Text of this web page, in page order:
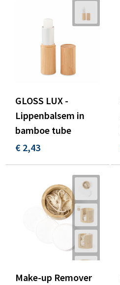
GLOSS LUX -
Lippenbalsem in
bamboe tube
€ 2,43
Make-up Remover